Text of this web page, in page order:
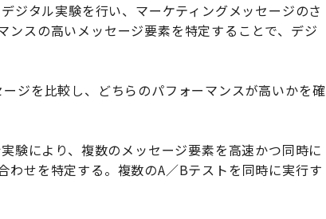
ジタル実験を行い、マーケティングメッセージのさ
スの高いメッセージ要素を特定することで、デジ
ジを比較し、どちらのパフォーマンスが高いかを確
験により、複数のメッセージ要素を高速かつ同時に
せを特定する。複数のA／Bテストを同時に実行す